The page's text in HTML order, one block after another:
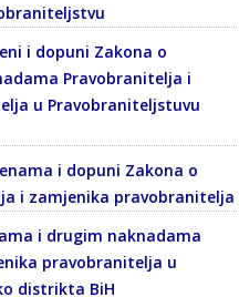
i dopuni Zakona o
Pravobranitelja i
u Pravobraniteljstuvu
i dopuni Zakona o
i zamjenika pravobranitelja
i drugim naknadama
pravobranitelja u
distrikta BiH